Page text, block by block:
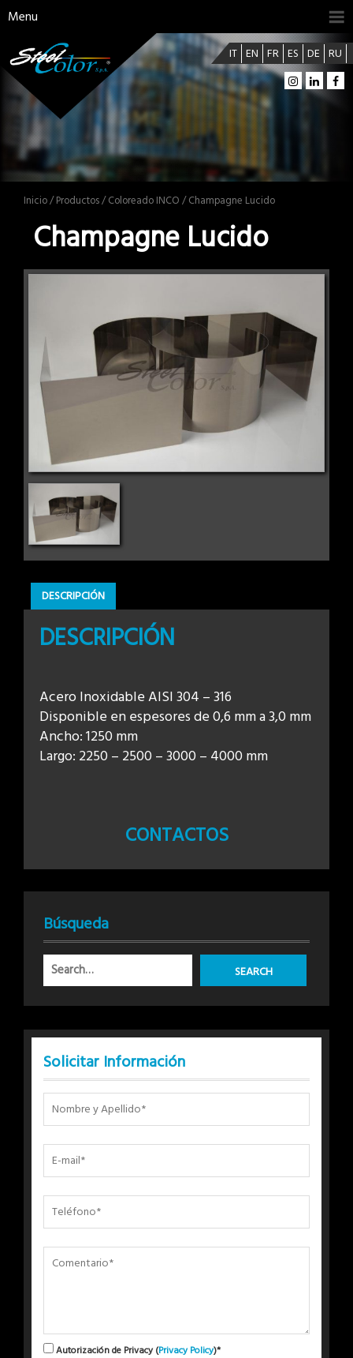
Menu
IT EN FR ES DE RU
Inicio/Productos/Coloreado INCO / Champagne Lucido
Champagne Lucido
DESCRIPCIÓN
DESCRIPCIÓN
Acero Inoxidable AISI 304 – 316
Disponible en espesores de 0,6 mm a 3,0 mm
Ancho: 1250 mm
Largo: 2250 – 2500 – 3000 – 4000 mm
CONTACTOS
Búsqueda
Solicitar Información
Autorización de Privacy (Privacy Policy)*